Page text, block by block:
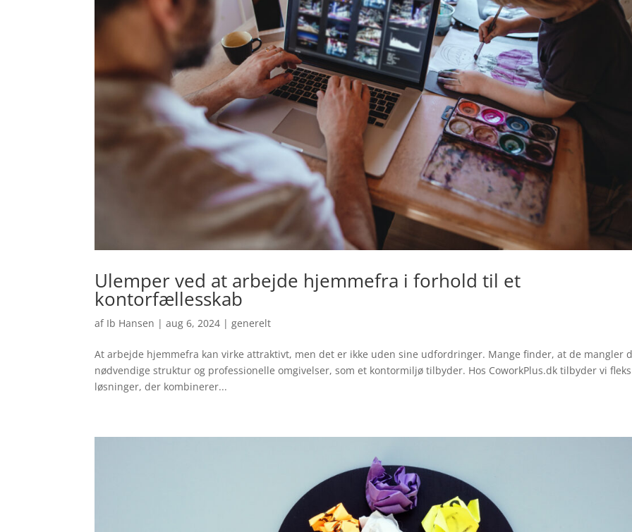
Ulemper ved at arbejde hjemmefra i forhold til et
kontorfællesskab
af Ib Hansen |aug 6, 2024 |generelt
At arbejde hjemmefra kan virke attraktivt, men det er ikke uden sine udfordringer. Mange finder, at de mangler
nødvendige struktur og professionelle omgivelser, som et kontormiljø tilbyder. Hos CoworkPlus.dk tilbyder vi
løsninger, der kombinerer...